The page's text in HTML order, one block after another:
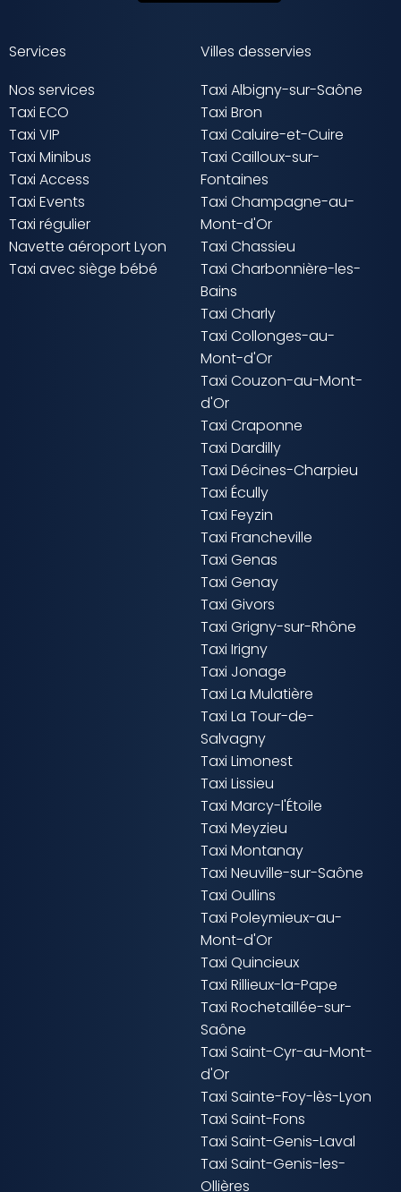
Services
Nos services
Taxi ECO
Taxi VIP
Taxi Minibus
Taxi Access
Taxi Events
Taxi régulier
Navette aéroport Lyon
Taxi avec siège bébé
Villes desservies
Taxi Albigny-sur-Saône
Taxi Bron
Taxi Caluire-et-Cuire
Taxi Cailloux-sur-
Fontaines
Taxi Champagne-au-
Mont-d'Or
Taxi Chassieu
Taxi Charbonnière-les-
Bains
Taxi Charly
Taxi Collonges-au-
Mont-d'Or
Taxi Couzon-au-Mont-
d'Or
Taxi Craponne
Taxi Dardilly
Taxi Décines-Charpieu
Taxi Écully
Taxi Feyzin
Taxi Francheville
Taxi Genas
Taxi Genay
Taxi Givors
Taxi Grigny-sur-Rhône
Taxi Irigny
Taxi Jonage
Taxi La Mulatière
Taxi La Tour-de-
Salvagny
Taxi Limonest
Taxi Lissieu
Taxi Marcy-l'Étoile
Taxi Meyzieu
Taxi Montanay
Taxi Neuville-sur-Saône
Taxi Oullins
Taxi Poleymieux-au-
Mont-d'Or
Taxi Quincieux
Taxi Rillieux-la-Pape
Taxi Rochetaillée-sur-
Saône
Taxi Saint-Cyr-au-Mont-
d'Or
Taxi Sainte-Foy-lès-Lyon
Taxi Saint-Fons
Taxi Saint-Genis-Laval
Taxi Saint-Genis-les-
Ollières